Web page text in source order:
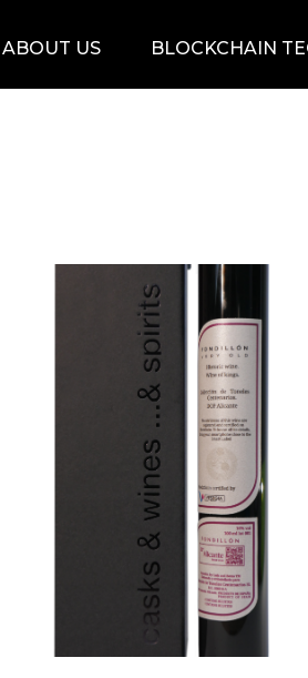
ABOUT US BLOCKCHAIN